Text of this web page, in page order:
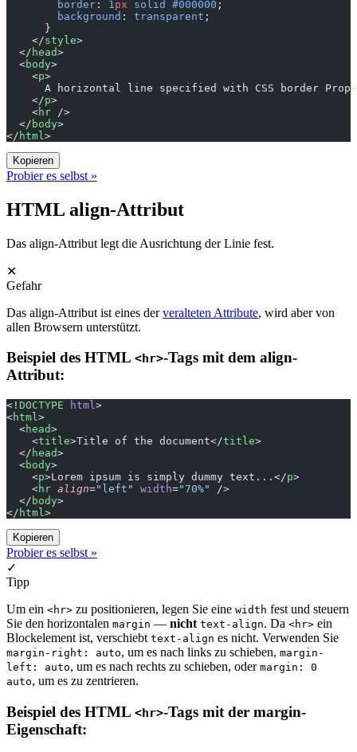
        border
: 1 px solid #000000 ;
        background
: transparent ;
      }
    </
style>
  </
head>
  <
body>
    <
p>
A horizontal line specified with CSS border
    </
p>
    <
hr />
  </
body>
</ html >
Kopieren
Probier es selbst »
HTML align-Attribut
Das align-Attribut legt die Ausrichtung der Linie fest.
✕
Gefahr
Das align-Attribut ist eines derveralteten Attribute, wird aber von
allen Browsern unterstützt.
Beispiel des HTML <hr>-Tags mit dem align-
Attribut:
<! DOCTYPE html>
<html>
  <
head>
    <
title>Title of the document</title>
  </
head>
  <
body>
    <
p>Lorem ipsum is simply dummy text...</p>
    <
hr align="left" width="70%"
/>
  </
body>
</ html>
Kopieren
Probier es selbst »
✓
Tipp
Um ein <hr> zu positionieren, legen Sie eine width fest und steuern
Sie den horizontalen margin — nicht text-align. Da <hr> ein
Blockelement ist, verschiebt text-align es nicht. Verwenden Sie
margin-right: auto, um es nach links zu schieben, margin-
left: auto, um es nach rechts zu schieben, oder margin: 0
auto, um es zu zentrieren.
Beispiel des HTML <hr>-Tags mit der margin-
Eigenschaft: